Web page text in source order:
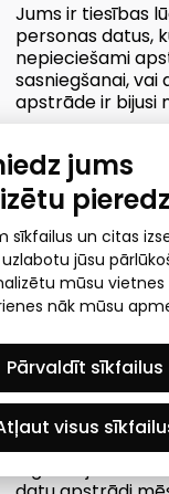
Jums ir tiesības
personas datus,
nepieciešami
sasniegšanai, vai
apstrāde ir bijusi
Jums ir tiesības
ierobežot datu
mēs pārbaudām
precizitāti vai
pamatojumu, ja
pieprasījis mums
personas datus
personas datu
Jums ir tiesības
apstrādi, ja
nav tiesību
personas datus,
jums
sīkfailus un citas
jūsu
mūsu
nāk mūsu
visus
Pārvaldīt sīkfailus